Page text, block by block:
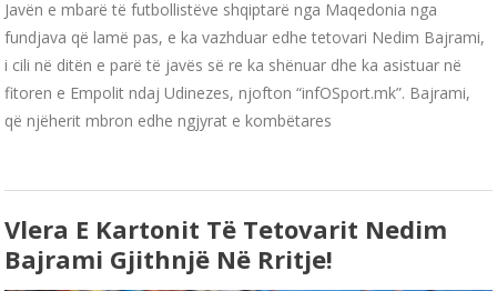
Javën e mbarë të futbollistëve shqiptarë nga Maqedonia nga
fundjava që lamë pas, e ka vazhduar edhe tetovari Nedim Bajrami,
i cili në ditën e parë të javës së re ka shënuar dhe ka asistuar në
fitoren e Empolit ndaj Udinezes, njofton “infOSport.mk”. Bajrami,
që njëherit mbron edhe ngjyrat e kombëtares
Vlera E Kartonit Të Tetovarit Nedim
Bajrami Gjithnjë Në Rritje!